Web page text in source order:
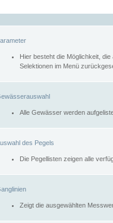
Hier besteht die Möglichkeit,
Selektionen im Menü
Alle Gewässer werden
des Pegels
Die Pegellisten zeigen alle
Zeigt die ausgewählten